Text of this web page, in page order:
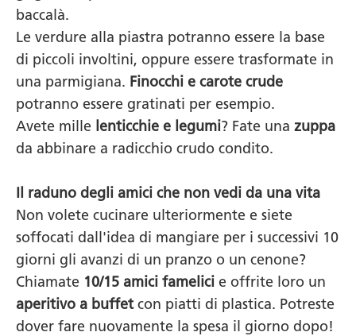
baccalà.
Le verdure alla piastra potranno essere la base
di piccoli involtini, oppure essere trasformate in
una parmigiana. Finocchi e carote crude
potranno essere gratinati per esempio.
Avete mille lenticchie e legumi? Fate una zuppa
da abbinare a radicchio crudo condito.
Il raduno degli amici che non vedi da una vita
Non volete cucinare ulteriormente e siete
soffocati dall'idea di mangiare per i successivi 10
giorni gli avanzi di un pranzo o un cenone?
Chiamate 10/15 amici famelici e offrite loro un
aperitivo a buffetcon piatti di plastica. Potreste
dover fare nuovamente la spesa il giorno dopo!